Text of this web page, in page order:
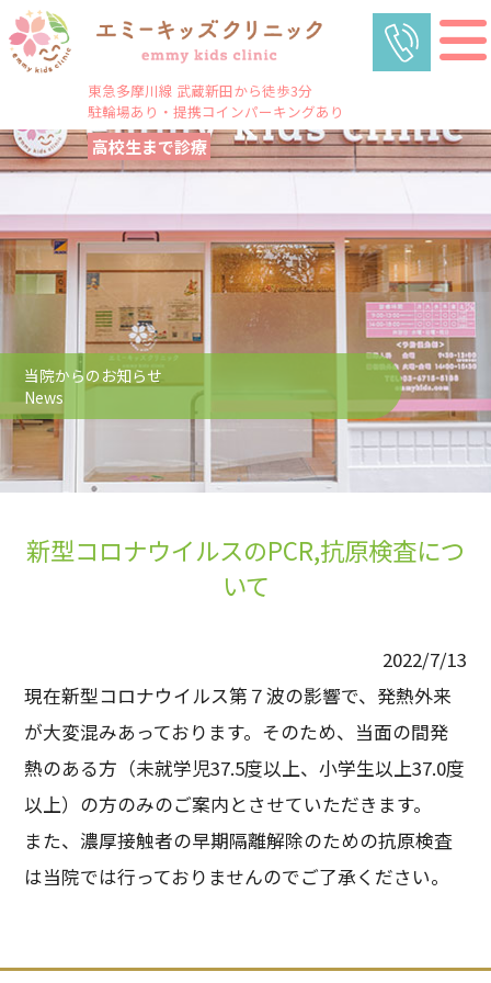
東急多摩川線 武蔵新田から徒歩3分
駐輪場あり・提携コインパーキングあり
高校生まで診療
当院からのお知らせ
News
新型コロナウイルスのPCR,抗原検査につ
いて
2022/7/13
現在新型コロナウイルス第７波の影響で、発熱外来
が大変混みあっております。そのため、当面の間発
熱のある方（未就学児37.5度以上、小学生以上37.0度
以上）の方のみのご案内とさせていただきます。
また、濃厚接触者の早期隔離解除のための抗原検査
は当院では行っておりませんのでご了承ください。